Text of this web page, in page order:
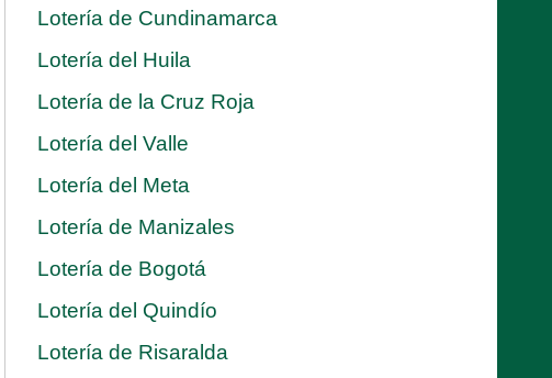
Lotería de Cundinamarca
Lotería del Huila
Lotería de la Cruz Roja
Lotería del Valle
Lotería del Meta
Lotería de Manizales
Lotería de Bogotá
Lotería del Quindío
Lotería de Risaralda